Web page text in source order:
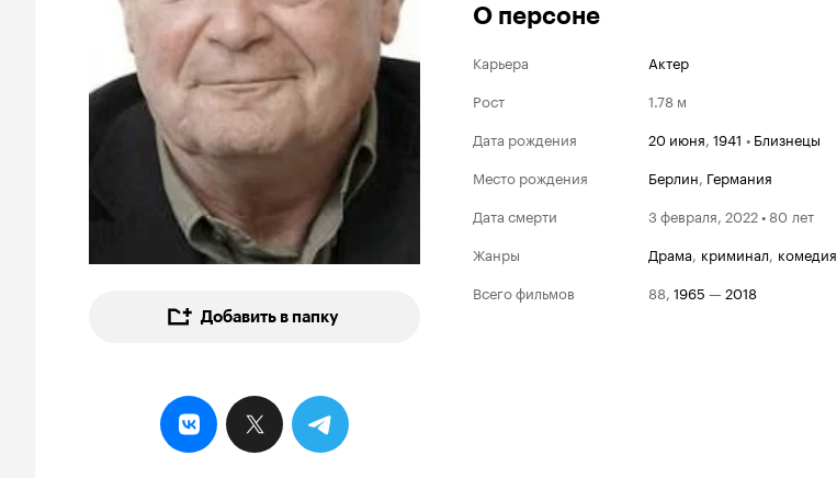
Добавить в папку
О персоне
Карьера
Актер
Рост
1.78 м
Дата рождения
20 июня, 1941 • Близнецы
Место рождения
Берлин, Германия
Дата смерти
3 февраля, 2022 • 80 лет
Жанры
драма, криминал, комедия
Всего фильмов
88, 1965 — 2018